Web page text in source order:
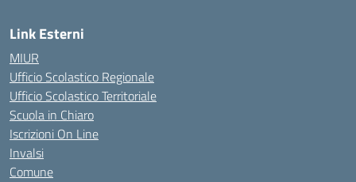
Link Esterni
MIUR
Ufficio Scolastico Regionale
Ufficio Scolastico Territoriale
Scuola in Chiaro
Iscrizioni On Line
Invalsi
Comune